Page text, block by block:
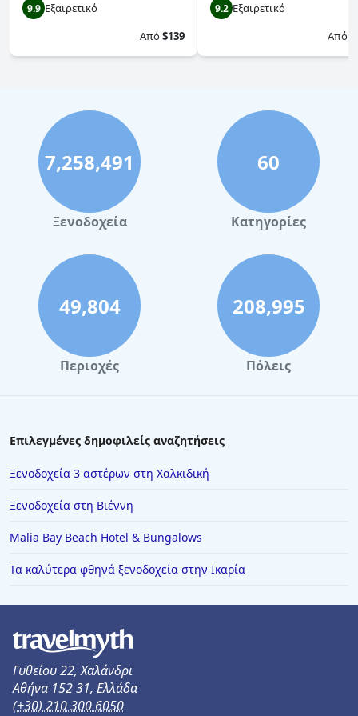
9.9 Εξαιρετικό
Από$139
9.2 Εξαιρετικό
Από
7,258,491
Ξενοδοχεία
60
Κατηγορίες
49,804
Περιοχές
208,995
Πόλεις
Επιλεγμένες δημοφιλείς αναζητήσεις
Ξενοδοχεία 3 αστέρων στη Χαλκιδική
Ξενοδοχεία στη Βιέννη
Malia Bay Beach Hotel & Bungalows
Τα καλύτερα φθηνά ξενοδοχεία στην Ικαρία
Γυθείου 22, Χαλάνδρι
Αθήνα 152 31, Ελλάδα
(+30) 210 300 6050